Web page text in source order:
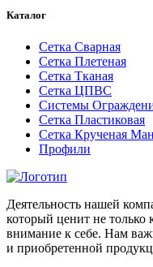
Каталог
Сетка Сварная
Сетка Плетеная
Сетка Тканая
Сетка ЦПВС
Системы
Сетка Пластиковая
Сетка Крученая
Профили
Деятельность нашей
который ценит не только
внимание к себе. Нам
и приобретенной